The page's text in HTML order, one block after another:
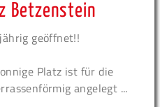
Betzenstein
geöffnet!!
Platz ist für die
angelegt ...